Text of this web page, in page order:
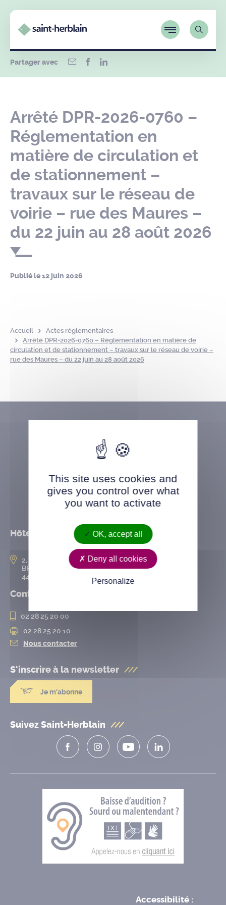
Partager avec
Arrêté DPR-2026-0760 –
Réglementation en
matière de circulation et
de stationnement –
travaux sur le réseau de
voirie – rue des Maures –
du 22 juin au 28 août 2026
Publié le12 juin 2026
Accueil
Actes réglementaires
Arrêté DPR-2026-0760 – Réglementation en matière de
circulation et de stationnement – travaux sur le réseau de voirie –
rue des Maures – du 22 juin au 28 août 2026
Hôtel de ville
2, rue de l’Hôtel-de-Ville
BP 50167
44802 Saint-Herblain cedex
Contact
02 28 25 20 00
02 28 25 20 10
Nous contacter
S'inscrire à la newsletter
Je m'abonne
Suivez Saint-Herblain
Accessibilité :
This site uses cookies and
gives you control over what
you want to activate
OK, accept all
Deny all cookies
Personalize